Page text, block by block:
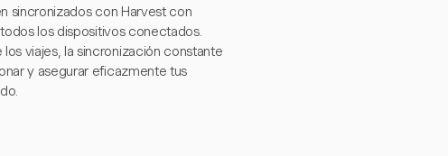
sincronizados con Harvest con
los dispositivos conectados.
viajes, la sincronización constante
y asegurar eficazmente tus